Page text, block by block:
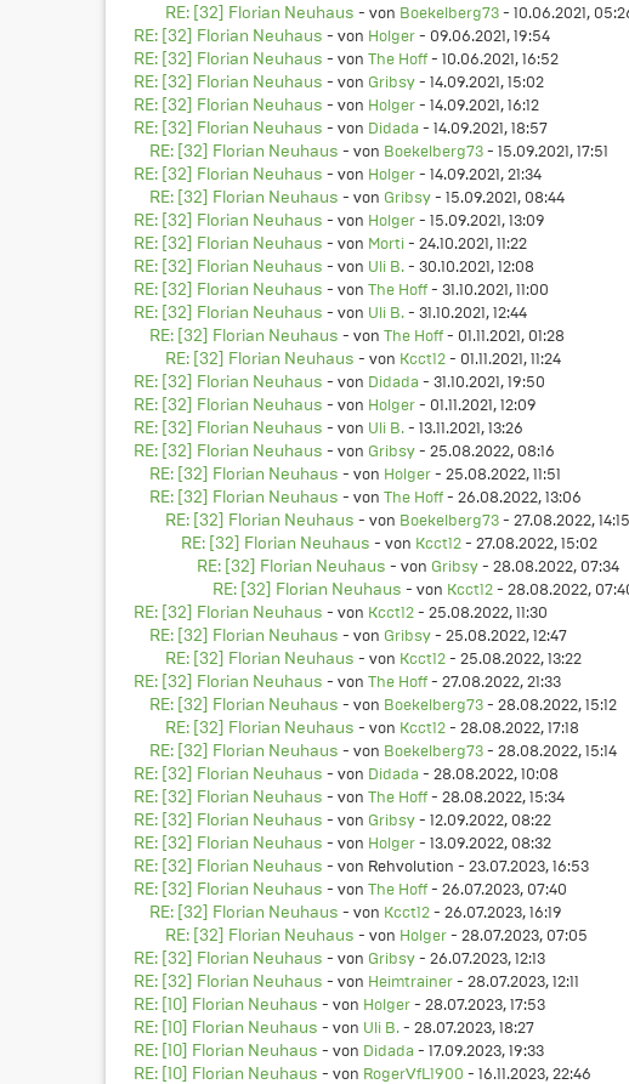
RE: [32] Florian Neuhaus - von Boekelberg73 - 10.06.2021,
RE: [32] Florian Neuhaus - von Holger - 09.06.2021, 19:54
RE: [32] Florian Neuhaus - von The Hoff - 10.06.2021, 16:52
RE: [32] Florian Neuhaus - von Gribsy - 14.09.2021, 15:02
RE: [32] Florian Neuhaus - von Holger - 14.09.2021, 16:12
RE: [32] Florian Neuhaus - von Didada - 14.09.2021, 18:57
RE: [32] Florian Neuhaus - von Boekelberg73 - 15.09.2021, 17:51
RE: [32] Florian Neuhaus - von Holger - 14.09.2021, 21:34
RE: [32] Florian Neuhaus - von Gribsy - 15.09.2021, 08:44
RE: [32] Florian Neuhaus - von Holger - 15.09.2021, 13:09
RE: [32] Florian Neuhaus - von Morti - 24.10.2021, 11:22
RE: [32] Florian Neuhaus - von Uli B. - 30.10.2021, 12:08
RE: [32] Florian Neuhaus - von The Hoff - 31.10.2021, 11:00
RE: [32] Florian Neuhaus - von Uli B. - 31.10.2021, 12:44
RE: [32] Florian Neuhaus - von The Hoff - 01.11.2021, 01:28
RE: [32] Florian Neuhaus - von Kcct12 - 01.11.2021, 11:24
RE: [32] Florian Neuhaus - von Didada - 31.10.2021, 19:50
RE: [32] Florian Neuhaus - von Holger - 01.11.2021, 12:09
RE: [32] Florian Neuhaus - von Uli B. - 13.11.2021, 13:26
RE: [32] Florian Neuhaus - von Gribsy - 25.08.2022, 08:16
RE: [32] Florian Neuhaus - von Holger - 25.08.2022, 11:51
RE: [32] Florian Neuhaus - von The Hoff - 26.08.2022, 13:06
RE: [32] Florian Neuhaus - von Boekelberg73 - 27.08.2022, 14:15
RE: [32] Florian Neuhaus - von Kcct12 - 27.08.2022, 15:02
RE: [32] Florian Neuhaus - von Gribsy - 28.08.2022, 07:34
RE: [32] Florian Neuhaus - von Kcct12 - 28.08.2022,
RE: [32] Florian Neuhaus - von Kcct12 - 25.08.2022, 11:30
RE: [32] Florian Neuhaus - von Gribsy - 25.08.2022, 12:47
RE: [32] Florian Neuhaus - von Kcct12 - 25.08.2022, 13:22
RE: [32] Florian Neuhaus - von The Hoff - 27.08.2022, 21:33
RE: [32] Florian Neuhaus - von Boekelberg73 - 28.08.2022, 15:12
RE: [32] Florian Neuhaus - von Kcct12 - 28.08.2022, 17:18
RE: [32] Florian Neuhaus - von Boekelberg73 - 28.08.2022, 15:14
RE: [32] Florian Neuhaus - von Didada - 28.08.2022, 10:08
RE: [32] Florian Neuhaus - von The Hoff - 28.08.2022, 15:34
RE: [32] Florian Neuhaus - von Gribsy - 12.09.2022, 08:22
RE: [32] Florian Neuhaus - von Holger - 13.09.2022, 08:32
RE: [32] Florian Neuhaus - von Rehvolution - 23.07.2023, 16:53
RE: [32] Florian Neuhaus - von The Hoff - 26.07.2023, 07:40
RE: [32] Florian Neuhaus - von Kcct12 - 26.07.2023, 16:19
RE: [32] Florian Neuhaus - von Holger - 28.07.2023, 07:05
RE: [32] Florian Neuhaus - von Gribsy - 26.07.2023, 12:13
RE: [32] Florian Neuhaus - von Heimtrainer - 28.07.2023, 12:11
RE: [10] Florian Neuhaus - von Holger - 28.07.2023, 17:53
RE: [10] Florian Neuhaus - von Uli B. - 28.07.2023, 18:27
RE: [10] Florian Neuhaus - von Didada - 17.09.2023, 19:33
RE: [10] Florian Neuhaus - von RogerVfL1900 - 16.11.2023, 22:46